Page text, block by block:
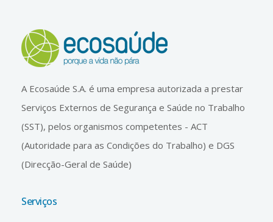
A Ecosaúde S.A. é uma empresa autorizada a prestar
Serviços Externos de Segurança e Saúde no Trabalho
(SST), pelos organismos competentes - ACT
(Autoridade para as Condições do Trabalho) e DGS
(Direcção-Geral de Saúde)
Serviços